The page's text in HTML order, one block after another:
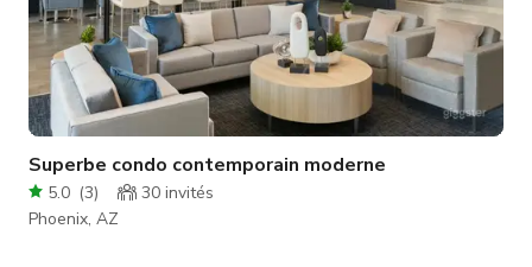
Superbe condo contemporain moderne
5.0 (3) 30 invités
Phoenix, AZ